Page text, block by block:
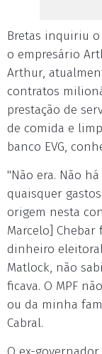
Bretas inquiriu o
o empresário
Arthur,
contratos
prestação de
de comida e
banco EVG,
"Não era. Não
quaisquer
origem nesta
Marcelo]
dinheiro
Matlock, não
ficava. O MPF
ou da minha
Cabral.